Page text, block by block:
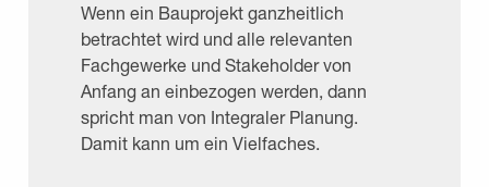
Wenn ein Bauprojekt ganzheitlich
betrachtet wird und alle relevanten
Fachgewerke und Stakeholder von
Anfang an einbezogen werden, dann
spricht man von Integraler Planung.
Damit kann um ein Vielfaches.